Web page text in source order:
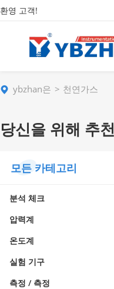
환영 고객!
ybzhan은 천연가스
당신을 위해 추천
모든 카테고리
분석 체크
압력계
온도계
실험 기구
측정 / 측정